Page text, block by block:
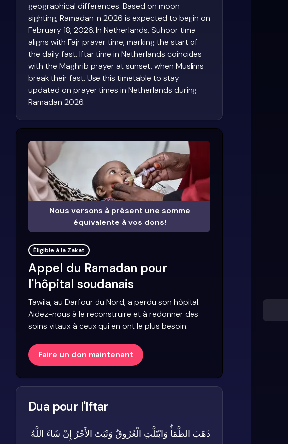
geographical differences. Based on moon
sighting, Ramadan in 2026 is expected to begin on
February 18, 2026. In Netherlands, Suhoor time
aligns with Fajr prayer time, marking the start of
the daily fast. Iftar time in Netherlands coincides
with the Maghrib prayer at sunset, when Muslims
break their fast. Use this timetable to stay
updated on prayer times in Netherlands during
Ramadan 2026.
Nous versons à présent une somme
équivalente à vos dons!
Éligible à la Zakat
Appel du Ramadan pour
l'hôpital soudanais
Tawila, au Darfour du Nord, a perdu son hôpital.
Aidez-nous à le reconstruire et à redonner des
soins vitaux à ceux qui en ont le plus besoin.
Faire un don maintenant
Dua pour l'Iftar
ذَهَبَ الظَّمَأُ وَابْتَلَّتِ الْعُرُوقُ وَثَبَتَ الأَجْرُ إِنْ شَاءَ اللَّهُ